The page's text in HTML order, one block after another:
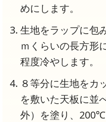
めにします。
生地をラップに包
ｍくらいの長方形
程度冷やします。
８等分に生地をカ
を敷いた天板に並
外）を塗り、